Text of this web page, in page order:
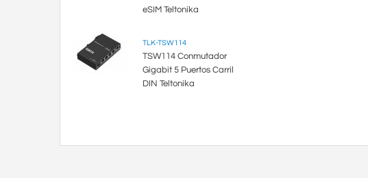
eSIM Teltonika
TLK-TSW114
TSW114 Conmutador
Gigabit 5 Puertos Carril
DIN Teltonika